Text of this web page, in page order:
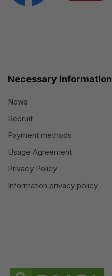
Necessary information
News
Recruit
Payment methods
Usage Agreement
Privacy Policy
Information privacy policy